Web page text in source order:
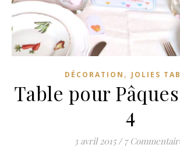
DÉCORATION , JOLIES
Table pour
4
3 avril 2015 / 7